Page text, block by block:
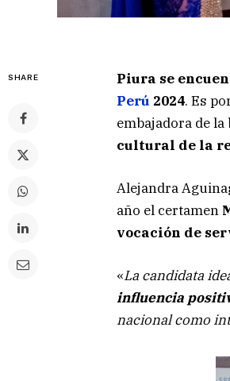
SHARE Piura se
Perú 2024. Es
embajadora de
cultural de la
Alejandra
año el certamen
vocación de
«La candidata
influencia
nacional como